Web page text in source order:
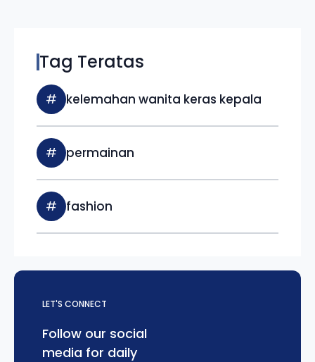
Tag Teratas
# kelemahan wanita keras kepala
# permainan
# fashion
LET'S CONNECT
Follow our social
media for daily